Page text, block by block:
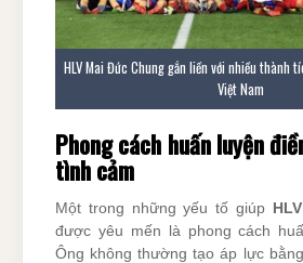
HLV Mai Đức Chung gắn liền với nhiều thành
Việt Nam
Phong cách huấn luyện
tình cảm
Một trong những yếu tố giúp
được yêu mến là phong cách
Ông không thường tạo áp lực